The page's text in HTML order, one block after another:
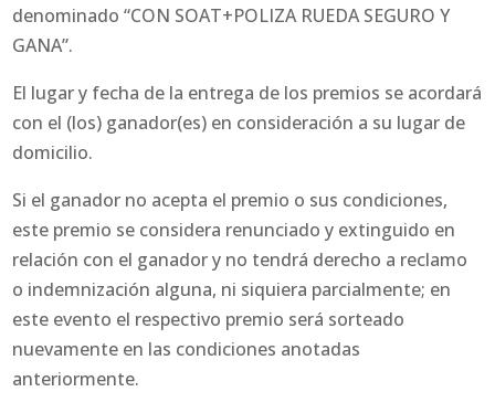
denominado “CON SOAT+POLIZA RUEDA SEGURO Y
GANA”.
El lugar y fecha de la entrega de los premios se acordará
con el (los) ganador(es) en consideración a su lugar de
domicilio.
Si el ganador no acepta el premio o sus condiciones,
este premio se considera renunciado y extinguido en
relación con el ganador y no tendrá derecho a reclamo
o indemnización alguna, ni siquiera parcialmente; en
este evento el respectivo premio será sorteado
nuevamente en las condiciones anotadas
anteriormente.